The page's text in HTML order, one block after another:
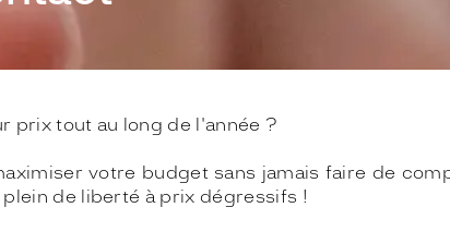
prix tout au long de l'année ?
votre budget sans jamais faire de
de liberté à prix dégressifs !